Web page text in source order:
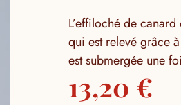
L’effiloché de
qui est relevé grâce
est submergée une
13,20 €